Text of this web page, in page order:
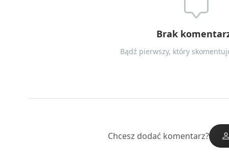
Brak
Bądź pierwszy, który
Chcesz dodać komentarz?